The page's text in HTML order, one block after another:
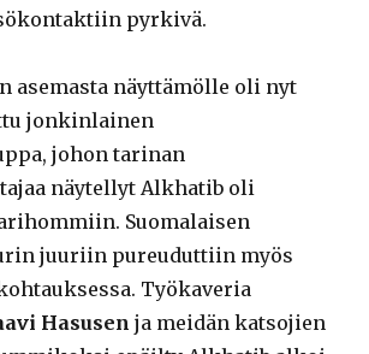
pyrkivä.
asemasta näyttämölle oli nyt
jonkinlainen
johon tarinan
näytellyt Alkhatib oli
Suomalaisen
juuriin pureuduttiin myös
Työkaveria
Hasusen ja meidän katsojien